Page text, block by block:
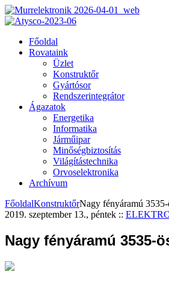
Főoldal
Rovataink
Üzlet
Konstruktőr
Gyártósor
Rendszerintegrátor
Ágazatok
Energetika
Informatika
Járműipar
Minőségbiztosítás
Világítástechnika
Orvoselektronika
Archívum
FőoldalKonstruktőrNagy fényáramú
2019. szeptember 13., péntek ::
Nagy fényáramú 3535-